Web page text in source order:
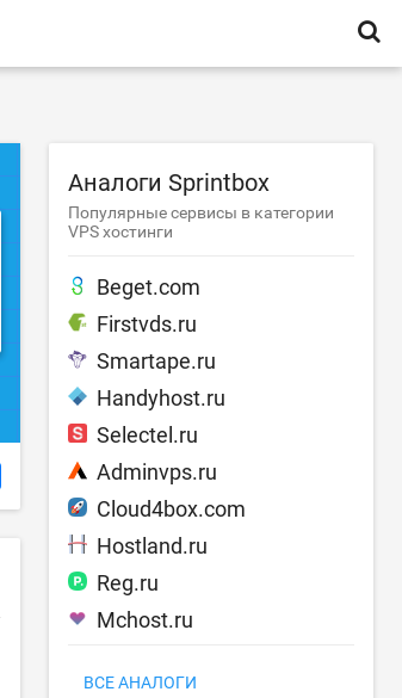
Аналоги Sprintbox
Популярные сервисы в категории
VPS хостинги
Beget.com
Firstvds.ru
Smartape.ru
Handyhost.ru
Selectel.ru
Adminvps.ru
Cloud4box.com
Hostland.ru
Reg.ru
Mchost.ru
ВСЕ АНАЛОГИ